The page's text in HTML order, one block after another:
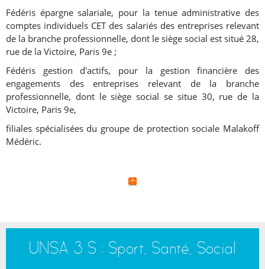
Fédéris épargne salariale, pour la tenue administrative des
comptes individuels CET des salariés des entreprises relevant
de la branche professionnelle, dont le siège social est situé 28,
rue de la Victoire, Paris 9e ;
Fédéris gestion d'actifs, pour la gestion financière des
engagements des entreprises relevant de la branche
professionnelle, dont le siège social se situe 30, rue de la
Victoire, Paris 9e,
filiales spécialisées du groupe de protection sociale Malakoff
Médéric.
UNSA 3 S : Sport, Santé, Social